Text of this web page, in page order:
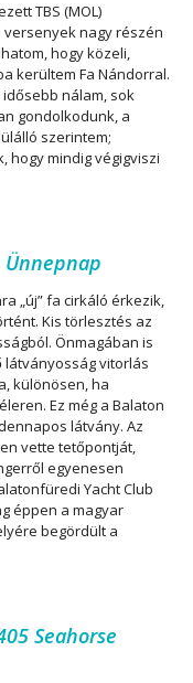
TBS (MOL)
nagy részén
hogy közeli,
kerültem Fa Nándorral.
nálam, sok
gondolkodunk, a
szerintem;
hogy mindig végigviszi
Ünnepnap
„új” fa cirkáló érkezik,
Kis törlesztés az
Önmagában is
vitorlás
különösen, ha
Ez még a Balaton
látvány. Az
vette tetőpontját,
egyenesen
Yacht Club
éppen a magyar
begördült a
Seahorse